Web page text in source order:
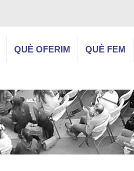
QUÈ OFERIM QUÈ FEM